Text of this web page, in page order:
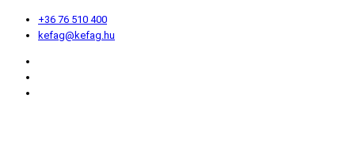
+36 76 510 400
kefag@kefag.hu